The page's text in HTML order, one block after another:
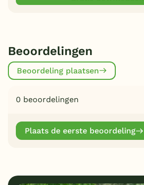
Beoordelingen
Beoordeling plaatsen
0 beoordelingen
Plaats de eerste beoordeling